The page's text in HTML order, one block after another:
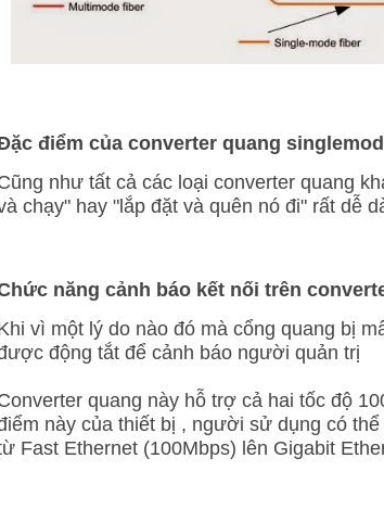
điểm của converter quang
như tất cả các loại converter quang
chạy" hay "lắp đặt và quên nó đi" rất dễ
năng cảnh báo kết nối trên
vì một lý do nào đó mà cổng quang bị
động tắt để cảnh báo người quản trị
quang này hỗ trợ cả hai tốc độ
này của thiết bị , người sử dụng có
Fast Ethernet (100Mbps) lên Gigabit